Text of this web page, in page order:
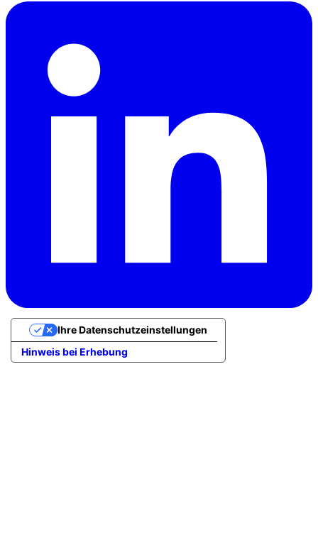
Hinweis bei Erhebung
Ihre Datenschutzeinstellungen